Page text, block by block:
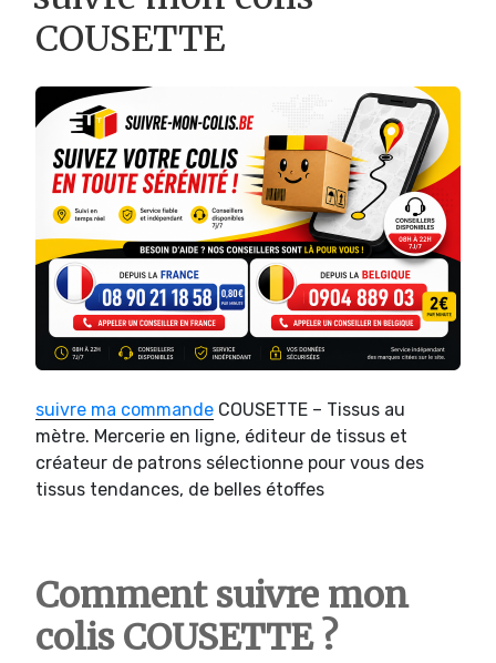
COUSETTE
suivre ma commande COUSETTE – Tissus au
mètre. Mercerie en ligne, éditeur de tissus et
créateur de patrons sélectionne pour vous des
tissus tendances, de belles étoffes
Comment suivre mon
colis COUSETTE ?